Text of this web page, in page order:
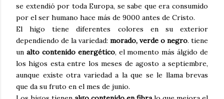
se extendió por toda Europa, se sabe que era consumido
por el ser humano hace más de 9000 antes de Cristo.
El higo tiene diferentes colores en su exterior
dependiendo de la variedad: morado, verde o negro. tiene
un alto contenido energético, el momento más álgido de
los higos esta entre los meses de agosto a septiembre,
aunque existe otra variedad a la que se le llama brevas
que da su fruto en el mes de junio.